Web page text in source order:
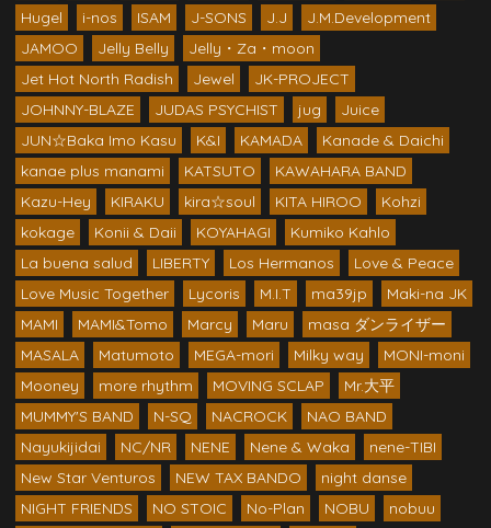
Hugel
i-nos ISAM J-SONS J.J
J.M.Development
JAMOO
Jelly Belly
Jelly・Za・moon
Jet Hot North Radish
Jewel
JK-PROJECT
JOHNNY-BLAZE
JUDAS PSYCHIST jug
Juice
JUN☆Baka Imo Kasu
K&I KAMADA
Kanade & Daichi
kanae plus manami
KATSUTO
KAWAHARA BAND
Kazu-Hey
KIRAKU kira☆soul KITA HIROO
Kohzi
kokage
Konii & Daii KOYAHAGI
Kumiko Kahlo
La buena salud
LIBERTY Los Hermanos
Love & Peace
Love Music Together
Lycoris M.I.T ma39jp
Maki-na JK
MAMI
MAMI&Tomo Marcy Maru
masa ダンライザー
MASALA
Matumoto MEGA-mori Milky way
MONI-moni
Mooney
more rhythm MOVING SCLAP
Mr.大平
MUMMY'S BAND
N-SQ NACROCK
NAO BAND
Nayukijidai
NC/NR NENE Nene & Waka
nene-TIBI
New Star Venturos
NEW TAX BANDO
night danse
NIGHT FRIENDS
NO STOIC No-Plan NOBU
nobuu